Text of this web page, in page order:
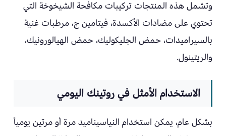
وتشمل هذه المنتجات تركيبات مكافحة الشيخوخة التي
تحتوي على مضادات الأكسدة، فيتامين ج، مرطبات غنية
بالسيراميدات، حمض الجليكوليك، حمض الهيالورونيك،
والريتينول.
الاستخدام الأمثل في روتينك اليومي
بشكل عام، يمكن استخدام النياسيناميد مرة أو مرتين يومياً